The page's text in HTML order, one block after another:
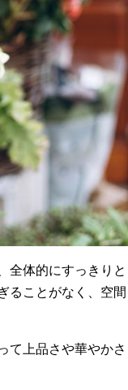
全体的にすっきりと
ることがなく、空間
て上品さや華やかさ